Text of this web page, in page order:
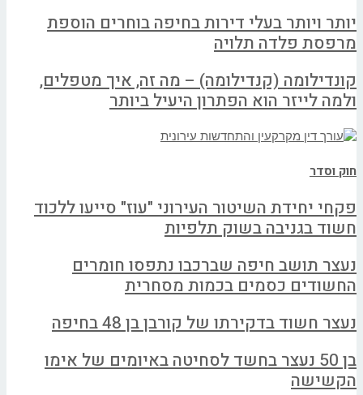
יותר ויותר בעלי דירות בחיפה בוחרים הוספת
מרפסת פלדה תלויה
קונדילומה (קנדילומה) – מה זה, איך מטפלים,
ולמה לייזר הוא הפתרון היעיל ביותר
חוק וסדר
פקחי יחידת השיטור העירוני "עוז" סייעו ללכוד
חשוד בגניבה בשוק תלפיות
נעצר תושב חיפה שברכבו נתפסו חומרים
החשודים כסמים בכמות מסחרית
נעצר חשוד בדקירתו של קורבן בן 48 בחיפה
בן 50 נעצר בחשד לסחיטה באיומים של אימו
הקשישה